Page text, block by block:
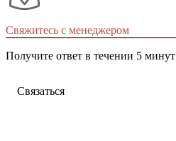
Свяжитесь с менеджером
Получите ответ в течении 5 минут
Связаться